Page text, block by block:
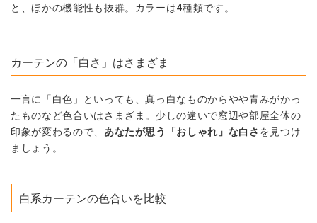
と、ほかの機能性も抜群。カラーは4種類です。
カーテンの「白さ」はさまざま
一言に「白色」といっても、真っ白なものからやや青みがかっ
たものなど色合いはさまざま。少しの違いで窓辺や部屋全体の
印象が変わるので、 あなたが思う「おしゃれ」な白さ を見つけ
ましょう。
白系カーテンの色合いを比較